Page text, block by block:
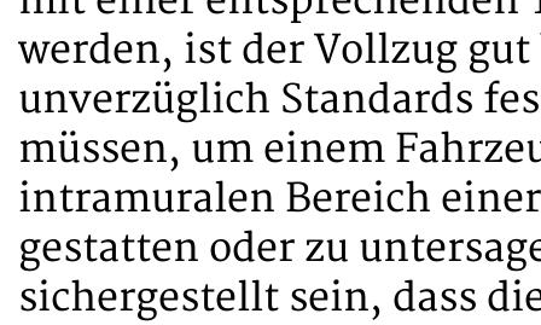
werden, ist der Vollzug
unverzüglich Standards
müssen, um einem
intramuralen Bereich
gestatten oder zu
sichergestellt sein, dass